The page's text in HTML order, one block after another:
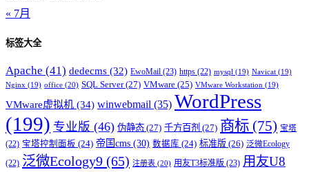
« 7月
标签大全
Apache (41) dedecms (32) EwoMail (23) https (22) mysql (19) Navicat (19)
Nginx (19) office (20) SQL Server(27) VMware (25) VMware Workstation (19)
VMware虚拟机 (34) winwebmail (35) WordPress
(199) 专业版 (46) 伪静态 (27) 千方百剂 (27) 商标 (75) 宝塔
(22) 宝塔控制面板 (24) 帝国cms (30) 数据库 (24) 标准版 (26) 泛微Ecology
(22) 泛微Ecology9 (65) 注册表 (20) 用友T3标准版 (23) 用友U8